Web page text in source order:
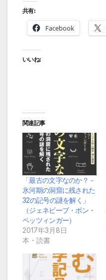
共有:
Facebook
いいね:
関連記事
「最古の文字なのか？－
氷河期の洞窟に残された
32の記号の謎を解く」
（ジェネビーブ・ボン・
ペッツィンガー）
2017年3月8日
本・読書